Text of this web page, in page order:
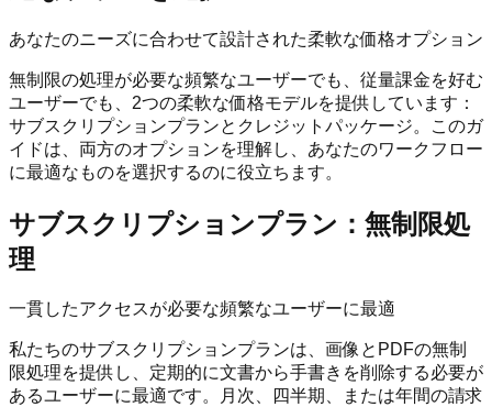
あなたのニーズに合わせて設計された柔軟な価格オプション
無制限の処理が必要な頻繁なユーザーでも、従量課金を好む
ユーザーでも、2つの柔軟な価格モデルを提供しています：
サブスクリプションプランとクレジットパッケージ。このガ
イドは、両方のオプションを理解し、あなたのワークフロー
に最適なものを選択するのに役立ちます。
サブスクリプションプラン：無制限処
理
一貫したアクセスが必要な頻繁なユーザーに最適
私たちのサブスクリプションプランは、画像とPDFの無制
限処理を提供し、定期的に文書から手書きを削除する必要が
あるユーザーに最適です。月次、四半期、または年間の請求